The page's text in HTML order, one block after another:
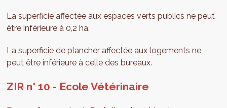
La superficie affectée aux espaces verts publics ne peut
être inférieure à 0,2 ha.
La superficie de plancher affectée aux logements ne
peut être inférieure à celle des bureaux.
ZIR n° 10 - Ecole Vétérinaire